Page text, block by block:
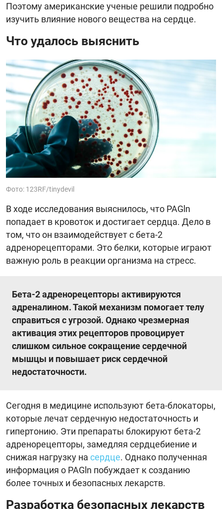
Поэтому американские ученые решили подробно
изучить влияние нового вещества на сердце.
Что удалось выяснить
Фото: 123RF/tinydevil
В ходе исследования выяснилось, что PAGln
попадает в кровоток и достигает сердца. Дело в
том, что он взаимодействует с бета-2
адренорецепторами. Это белки, которые играют
важную роль в реакции организма на стресс.
Бета-2 адренорецепторы активируются
адреналином. Такой механизм помогает телу
справиться с угрозой. Однако чрезмерная
активация этих рецепторов провоцирует
слишком сильное сокращение сердечной
мышцы и повышает риск сердечной
недостаточности.
Сегодня в медицине используют бета-блокаторы,
которые лечат сердечную недостаточность и
гипертонию. Эти препараты блокируют бета-2
адренорецепторы, замедляя сердцебиение и
снижая нагрузку на сердце. Однако полученная
информация о PAGln побуждает к созданию
более точных и безопасных лекарств.
Разработка безопасных лекарств